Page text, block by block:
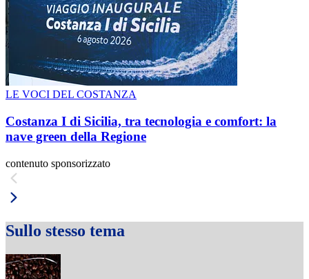
LE VOCI DEL COSTANZA
Costanza I di Sicilia, tra tecnologia e comfort: la
nave green della Regione
contenuto sponsorizzato
Sullo stesso tema